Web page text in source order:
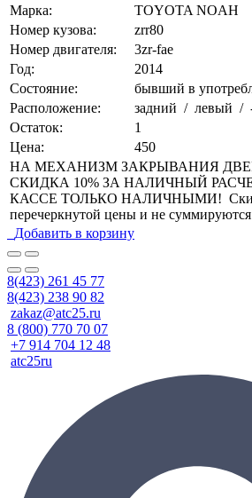
Марка:
TOYOTA NOAH
Номер кузова:
zrr80
Номер двигателя:
3zr-fae
Год:
2014
Состояние:
бывший в
Расположение:
задний / левый /
Остаток:
1
Цена:
450
НА МЕХАНИЗМ ЗАКРЫВАНИЯ
СКИДКА 10% ЗА НАЛИЧНЫЙ
КАССЕ ТОЛЬКО НАЛИЧНЫМИ!
перечеркнутой цены и не
Добавить в корзину
8(423) 261 45 77
8(423) 238 90 82
zakaz@atc25.ru
8 (800) 770 70 07
+7 914 704 12 48
atc25ru